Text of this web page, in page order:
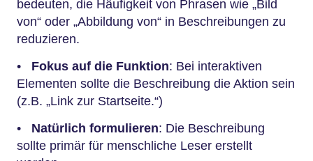
bedeuten, die Häufigkeit von Phrasen wie „Bild
von“ oder „Abbildung von“ in Beschreibungen zu
reduzieren.
• Fokus auf die Funktion: Bei interaktiven
Elementen sollte die Beschreibung die Aktion sein
(z.B. „Link zur Startseite.“)
• Natürlich formulieren: Die Beschreibung
sollte primär für menschliche Leser erstellt